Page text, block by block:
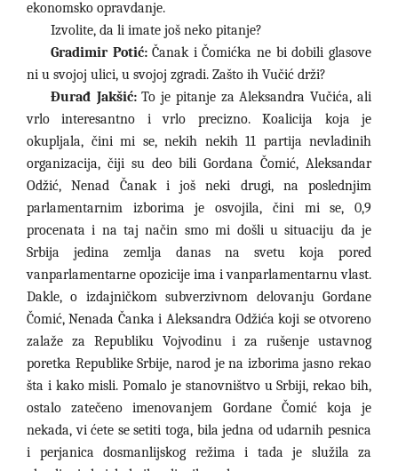
ekonomsko opravdanje.
Izvolite, da li imate još neko pitanje?
Gradimir Potić:Čanak i Čomićka ne bi dobili glasove
ni u svojoj ulici, u svojoj zgradi. Zašto ih Vučić drži?
Đurađ Jakšić:To je pitanje za Aleksandra Vučića, ali
vrlo interesantno i vrlo precizno. Koalicija koja je
okupljala, čini mi se, nekih nekih 11 partija nevladinih
organizacija, čiji su deo bili Gordana Čomić, Aleksandar
Odžić, Nenad Čanak i još neki drugi, na poslednjim
parlamentarnim izborima je osvojila, čini mi se, 0,9
procenata i na taj način smo mi došli u situaciju da je
Srbija jedina zemlja danas na svetu koja pored
vanparlamentarne opozicije ima i vanparlamentarnu vlast.
Dakle, o izdajničkom subverzivnom delovanju Gordane
Čomić, Nenada Čanka i Aleksandra Odžića koji se otvoreno
zalaže za Republiku Vojvodinu i za rušenje ustavnog
poretka Republike Srbije, narod je na izborima jasno rekao
šta i kako misli. Pomalo je stanovništvo u Srbiji, rekao bih,
ostalo zatečeno imenovanjem Gordane Čomić koja je
nekada, vi ćete se setiti toga, bila jedna od udarnih pesnica
i perjanica dosmanlijskog režima i tada je služila za